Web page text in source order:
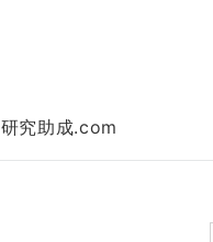
研究助成.com